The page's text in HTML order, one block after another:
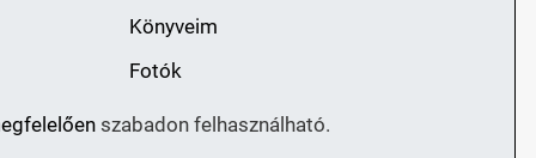
Könyveim
Fotók
szabadon felhasználható.